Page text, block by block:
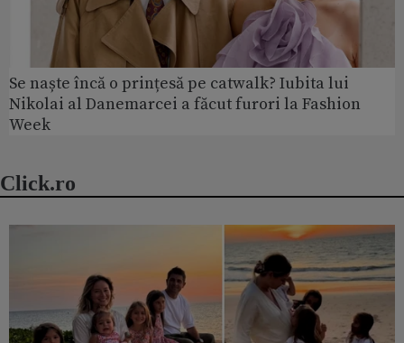
Se naște încă o prințesă pe catwalk? Iubita lui
Nikolai al Danemarcei a făcut furori la Fashion
Week
Click.ro